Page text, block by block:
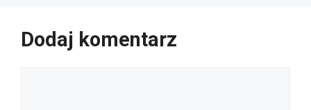
Dodaj komentarz